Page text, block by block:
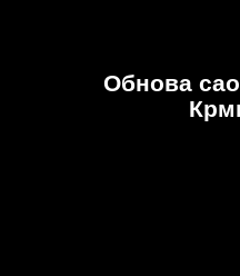
Oбнова